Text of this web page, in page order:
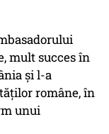
mult succes în
şi l-a
române, în
unui